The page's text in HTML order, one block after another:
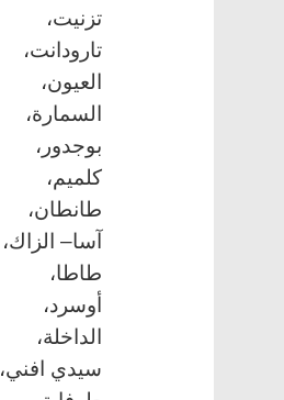
تزنيت،
تارودانت،
العيون،
السمارة،
بوجدور،
كلميم،
طانطان،
آسا– الزاك،
طاطا،
أوسرد،
الداخلة،
سيدي افني،